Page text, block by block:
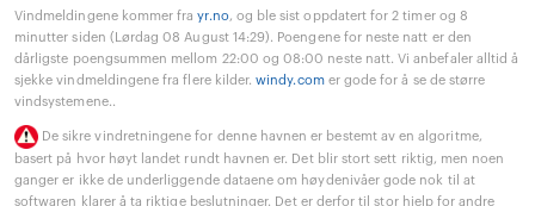
Vindmeldingene kommer frayr.no, og ble sist oppdatert for 2 timer og 8
minutter siden (Lørdag 08 August 14:29). Poengene for neste natt er den
dårligste poengsummen mellom 22:00 og 08:00 neste natt. Vi anbefaler alltid å
sjekke vindmeldingene fra flere kilder.windy.comer gode for å se de større
vindsystemene..
De sikre vindretningene for denne havnen er bestemt av en algoritme,
basert på hvor høyt landet rundt havnen er. Det blir stort sett riktig, men noen
ganger er ikke de underliggende dataene om høydenivåer gode nok til at
softwaren klarer å ta riktige beslutninger. Det er derfor til stor hjelp for andre